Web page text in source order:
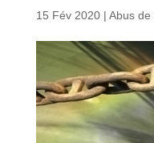
15 Fév 2020| Abus de